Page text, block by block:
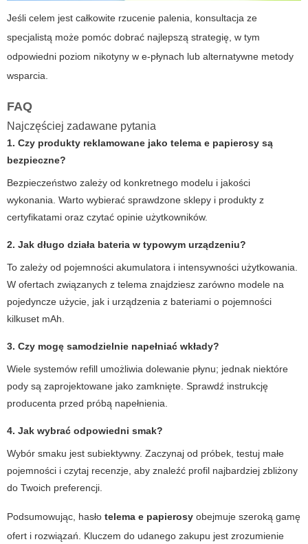
Jeśli celem jest całkowite rzucenie palenia, konsultacja ze
specjalistą może pomóc dobrać najlepszą strategię, w tym
odpowiedni poziom nikotyny w e‑płynach lub alternatywne metody
wsparcia.
FAQ
Najczęściej zadawane pytania
1. Czy produkty reklamowane jako telema e papierosy są
bezpieczne?
Bezpieczeństwo zależy od konkretnego modelu i jakości
wykonania. Warto wybierać sprawdzone sklepy i produkty z
certyfikatami oraz czytać opinie użytkowników.
2. Jak długo działa bateria w typowym urządzeniu?
To zależy od pojemności akumulatora i intensywności użytkowania.
W ofertach związanych z telema znajdziesz zarówno modele na
pojedyncze użycie, jak i urządzenia z bateriami o pojemności
kilkuset mAh.
3. Czy mogę samodzielnie napełniać wkłady?
Wiele systemów refill umożliwia dolewanie płynu; jednak niektóre
pody są zaprojektowane jako zamknięte. Sprawdź instrukcję
producenta przed próbą napełnienia.
4. Jak wybrać odpowiedni smak?
Wybór smaku jest subiektywny. Zaczynaj od próbek, testuj małe
pojemności i czytaj recenzje, aby znaleźć profil najbardziej zbliżony
do Twoich preferencji.
Podsumowując, hasło telema e papierosy obejmuje szeroką gamę
ofert i rozwiązań. Kluczem do udanego zakupu jest zrozumienie